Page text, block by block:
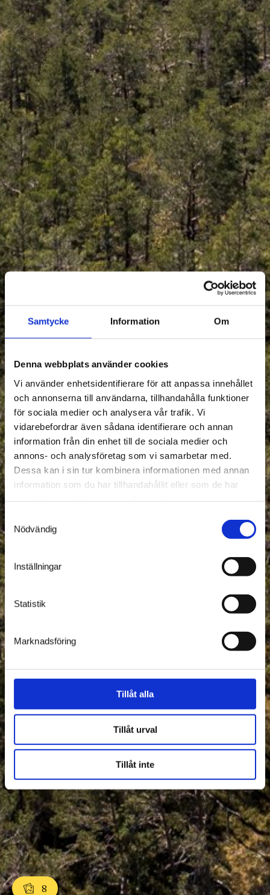
Samtycke Information Om
Denna webbplats använder cookies
Vi använder enhetsidentifierare för att anpassa innehållet
och annonserna till användarna, tillhandahålla funktioner
för sociala medier och analysera vår trafik. Vi
vidarebefordrar även sådana identifierare och annan
information från din enhet till de sociala medier och
annons- och analysföretag som vi samarbetar med.
Dessa kan i sin tur kombinera informationen med annan
information som du har tillhandahållit eller som de har
Samtyckesval
Nödvändig
Inställningar
Statistik
Marknadsföring
Tillåt alla
Tillåt urval
Tillåt inte
8